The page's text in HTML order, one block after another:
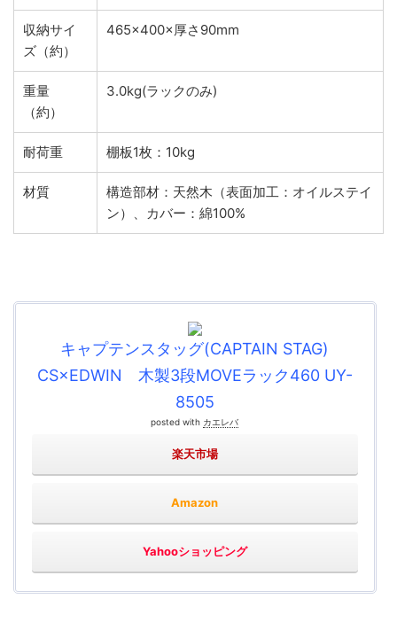
収納サイ
ズ（約）
465×400×厚さ90mm
重量
（約）
3.0kg(ラックのみ)
耐荷重 棚板1枚：10kg
材質
構造部材：天然木（表面加工：オイルステイ
ン）、カバー：綿100%
キャプテンスタッグ(CAPTAIN STAG)
CS×EDWIN 木製3段MOVEラック460 UY-
8505
posted with カエレバ
楽天市場
Amazon
Yahooショッピング